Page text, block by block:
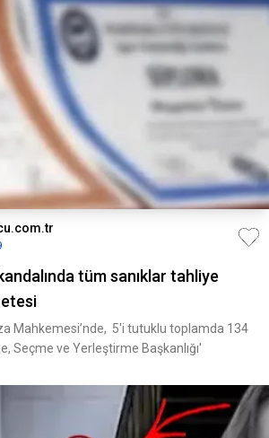
tüm sanıklar tahliye
Mahkemesi’nde, 5'i tutuklu toplamda 134
Seçme ve Yerleştirme Başkanlığı'